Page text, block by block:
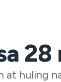
28
at huling